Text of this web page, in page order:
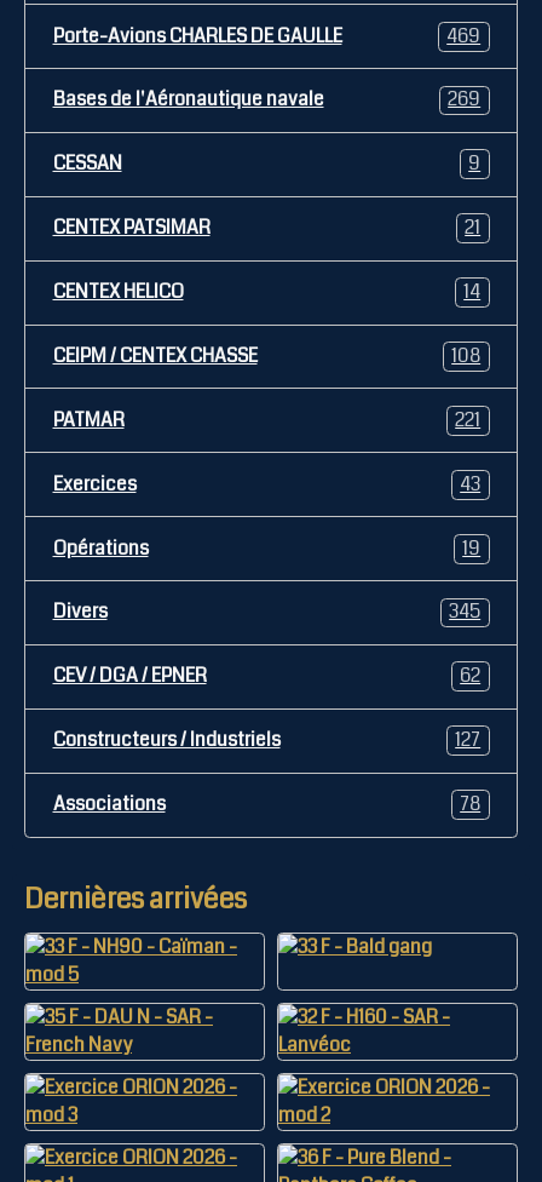
Porte-Avions CHARLES DE GAULLE 469
Bases de l'Aéronautique navale 269
CESSAN 9
CENTEX PATSIMAR 21
CENTEX HELICO 14
CEIPM / CENTEX CHASSE 108
PATMAR 221
Exercices 43
Opérations 19
Divers 345
CEV / DGA / EPNER 62
Constructeurs / Industriels 127
Associations 78
Dernières arrivées